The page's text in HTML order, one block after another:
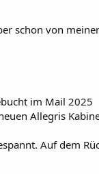
schon von
im Mail 2025
Allegris
Auf dem